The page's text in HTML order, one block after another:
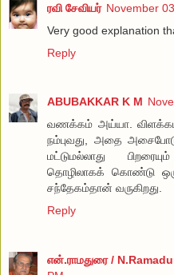
ரவி சேவியர் November
Very good explanation
Reply
ABUBAKKAR K M
வணக்கம் அய்யா.
நம்புவது, அதை
மட்டுமல்லாது
தொழிலாகக் கொண்டு
சந்தேகம்தான் வருகிறது.
Reply
என்.ராமதுரை /